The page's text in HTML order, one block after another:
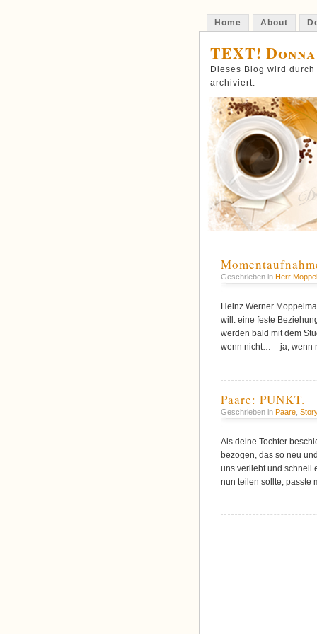
Home About
TEXT!
Dieses Blog wird
archiviert.
Geschrieben in Herr
Heinz Werner
will: eine feste
werden bald mit dem
wenn nicht… – ja, wenn
Paare: PUNKT.
Geschrieben in Paare
Als deine Tochter
bezogen, das so neu
uns verliebt und schnell
nun teilen sollte, passte